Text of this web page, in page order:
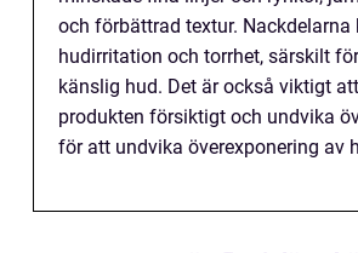
och förbättrad textur. Nackdelarna
hudirritation och torrhet, särskilt
känslig hud. Det är också viktigt
produkten försiktigt och undvika
för att undvika överexponering av